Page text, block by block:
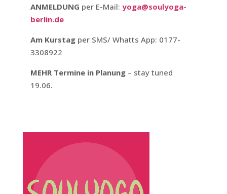
ANMELDUNG per E-Mail: yoga@soulyoga-
berlin.de
Am Kurstagper SMS/ Whatts App: 0177-
3308922
MEHR Termine in Planung– stay tuned
19.06.